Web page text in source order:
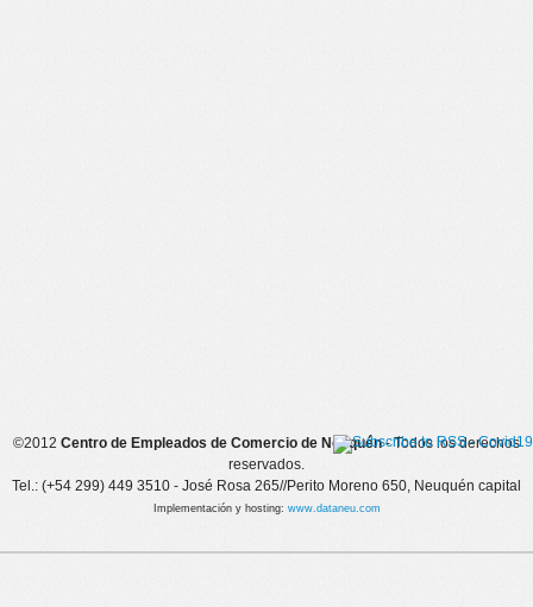
©2012 Centro de Empleados de Comercio de Neuquén- Todos los derechos
reservados.
Tel.: (+54 299) 449 3510 - José Rosa 265//Perito Moreno 650, Neuquén capital
Implementación y hosting: www.dataneu.com